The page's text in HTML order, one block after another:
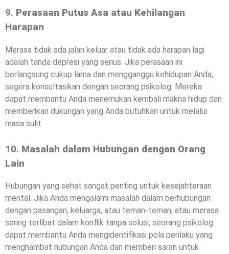
9. Perasaan Putus Asa atau Kehilangan
Harapan
Merasa tidak ada jalan keluar atau tidak ada harapan lagi
adalah tanda depresi yang serius. Jika perasaan ini
berlangsung cukup lama dan mengganggu kehidupan Anda,
segera konsultasikan dengan seorang psikolog. Mereka
dapat membantu Anda menemukan kembali makna hidup dan
memberikan dukungan yang Anda butuhkan untuk melalui
masa sulit.
10. Masalah dalam Hubungan dengan Orang
Lain
Hubungan yang sehat sangat penting untuk kesejahteraan
mental. Jika Anda mengalami masalah dalam berhubungan
dengan pasangan, keluarga, atau teman-teman, atau merasa
sering terlibat dalam konflik tanpa solusi, seorang psikolog
dapat membantu Anda mengidentifikasi pola perilaku yang
menghambat hubungan Anda dan memberi saran untuk